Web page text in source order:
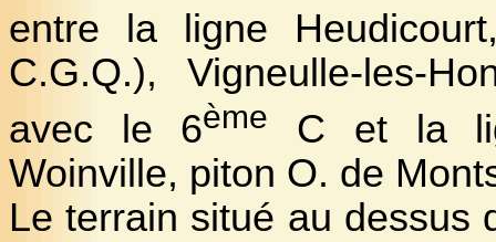
entre la ligne
C.G.Q.), Vigneulle-les-
avec le 6ème
C et la
Woinville, piton O. de
Le terrain situé au dessus